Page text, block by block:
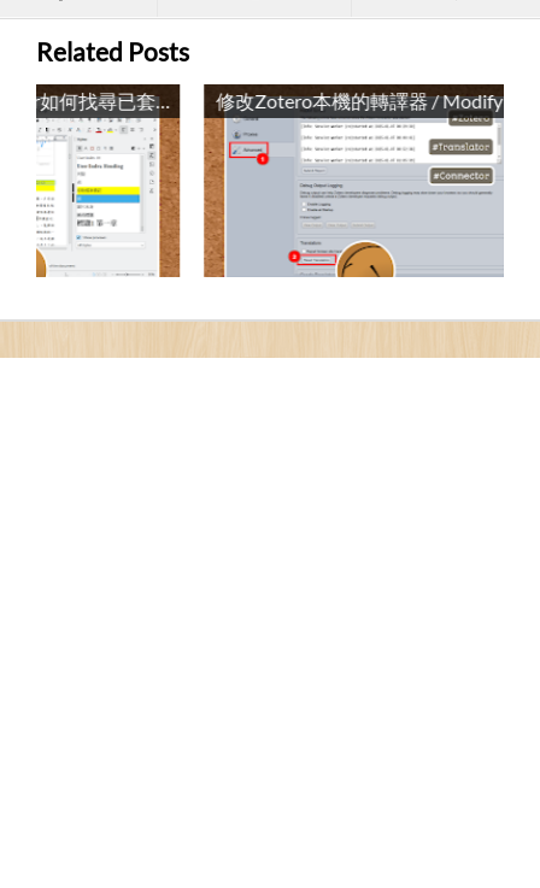
Related Posts
修改Zotero本機的轉譯器 / Modifying Zotero's Local Translators